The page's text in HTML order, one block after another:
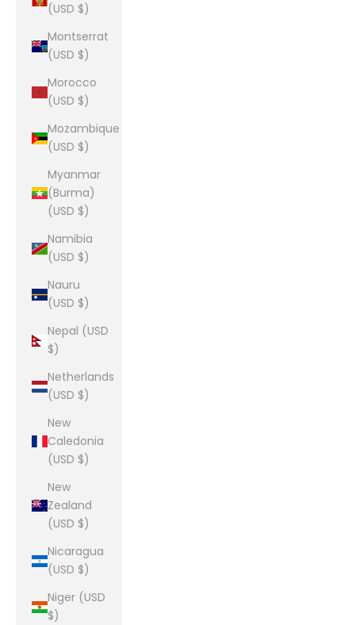
(USD $)
Montserrat
(USD $)
Morocco
(USD $)
Mozambique
(USD $)
Myanmar
(Burma)
(USD $)
Namibia
(USD $)
Nauru
(USD $)
Nepal (USD
$)
Netherlands
(USD $)
New
Caledonia
(USD $)
New
Zealand
(USD $)
Nicaragua
(USD $)
Niger (USD
$)